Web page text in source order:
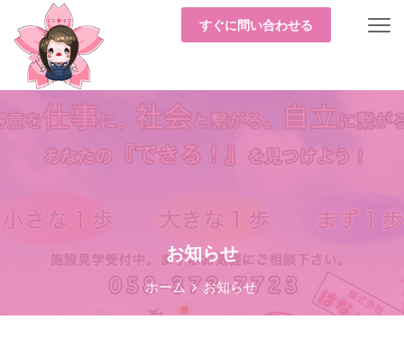
すぐに問い合わせる
お知らせ
ホーム お知らせ